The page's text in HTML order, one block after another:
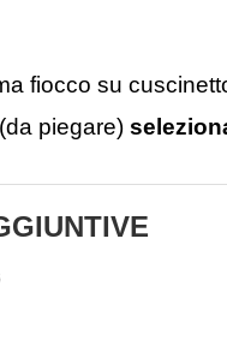
fiocco su
piegare)